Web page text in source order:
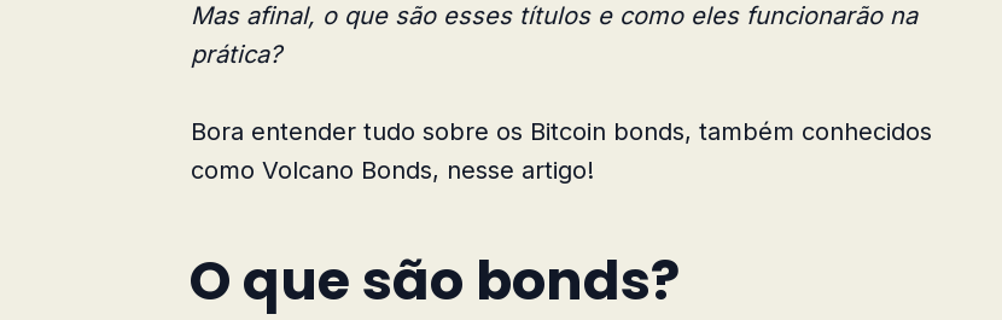
Mas afinal, o que são esses títulos e como eles funcionarão na
prática?
Bora entender tudo sobre os Bitcoin bonds, também conhecidos
como Volcano Bonds, nesse artigo!
O que são bonds?